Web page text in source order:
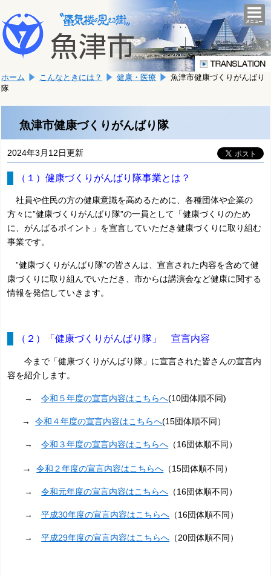
文
へ
移
ま
す。
こ
か
文
で
す。
ホーム こんなときには？ 健康・医療
魚津市健康づくりがんばり
隊
魚津市健康づくりがんばり隊
2024年3月12日更新
（１）健康づくりがんばり隊事業とは？
社員や住民の方の健康意識を高めるために、各種団体や企業の
方々に”健康づくりがんばり隊”の一員として 「健康づくりのため
に、がんばるポイント」を宣言していただき健康づくりに取り組む
事業です。
”健康づくりがんばり隊”の皆さんは、宣言された内容を含めて健
康づくりに取り組んでいただき、市からは講演会など健康に関する
情報を発信していきます。
（２）「健康づくりがんばり隊」 宣言内容
今まで「健康づくりがんばり隊」に宣言された皆さんの宣言内
容を紹介します。
→令和５年度の宣言内容はこちらへ(10団体順不同)
→令和４年度の宣言内容はこちらへ(15団体順不同）
→令和３年度の宣言内容はこちらへ （16団体順不同）
→令和２年度の宣言内容はこちらへ （15団体順不同）
→令和元年度の宣言内容はこちらへ （16団体順不同）
→平成30年度の宣言内容はこちらへ （16団体順不同）
→平成29年度の宣言内容はこちらへ （20団体順不同）